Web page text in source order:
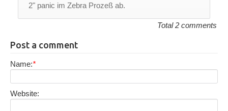
2" panic im Zebra Prozeß ab.
Total 2 comments
Post a comment
Name:*
Website: